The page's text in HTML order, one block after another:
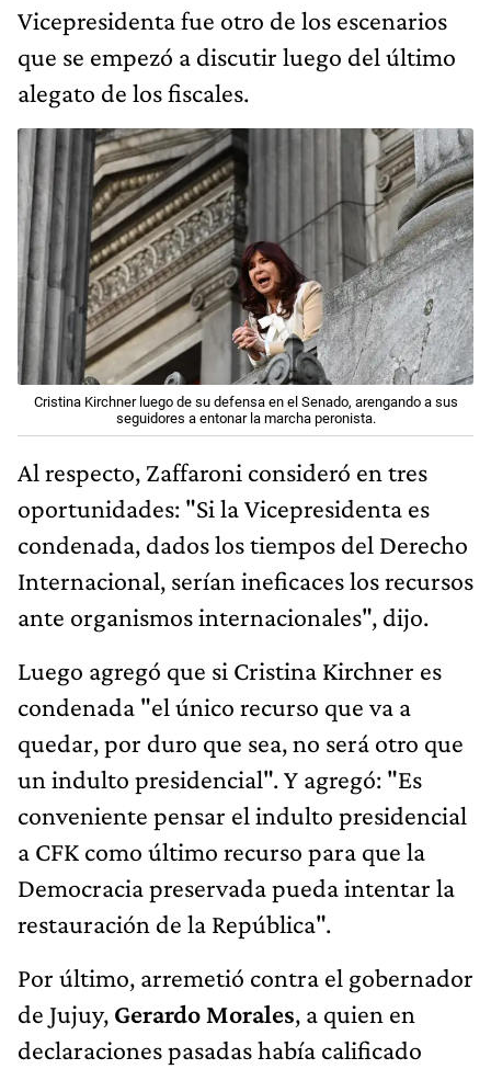
Vicepresidenta fue otro de los escenarios
que se empezó a discutir luego del último
alegato de los fiscales.
Cristina Kirchner luego de su defensa en el Senado, arengando a sus
seguidores a entonar la marcha peronista.
Al respecto, Zaffaroni consideró en tres
oportunidades: "Si la Vicepresidenta es
condenada, dados los tiempos del Derecho
Internacional, serían ineficaces los recursos
ante organismos internacionales", dijo.
Luego agregó que si Cristina Kirchner es
condenada "el único recurso que va a
quedar, por duro que sea, no será otro que
un indulto presidencial". Y agregó: "Es
conveniente pensar el indulto presidencial
a CFK como último recurso para que la
Democracia preservada pueda intentar la
restauración de la República".
Por último, arremetió contra el gobernador
de Jujuy, Gerardo Morales, a quien en
declaraciones pasadas había calificado